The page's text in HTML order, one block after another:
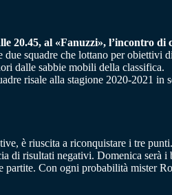
20.45, al «Fanuzzi», l’incontro
squadre che lottano per
dalle sabbie mobili della classifica.
risale alla stagione 2020-2021
è riuscita a riconquistare i tre
di risultati negativi. Domenica serà
partite. Con ogni probabilità mister